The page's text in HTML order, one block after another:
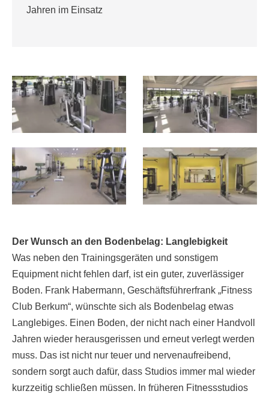
Jahren im Einsatz
Der Wunsch an den Bodenbelag: Langlebigkeit
Was neben den Trainingsgeräten und sonstigem
Equipment nicht fehlen darf, ist ein guter, zuverlässiger
Boden. Frank Habermann, Geschäftsführerfrank „Fitness
Club Berkum“, wünschte sich als Bodenbelag etwas
Langlebiges. Einen Boden, der nicht nach einer Handvoll
Jahren wieder herausgerissen und erneut verlegt werden
muss. Das ist nicht nur teuer und nervenaufreibend,
sondern sorgt auch dafür, dass Studios immer mal wieder
kurzzeitig schließen müssen. In früheren Fitnessstudios